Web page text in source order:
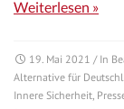
Weiterlesen »
19. Mai 2021 / In
Alternative für
Innere Sicherheit